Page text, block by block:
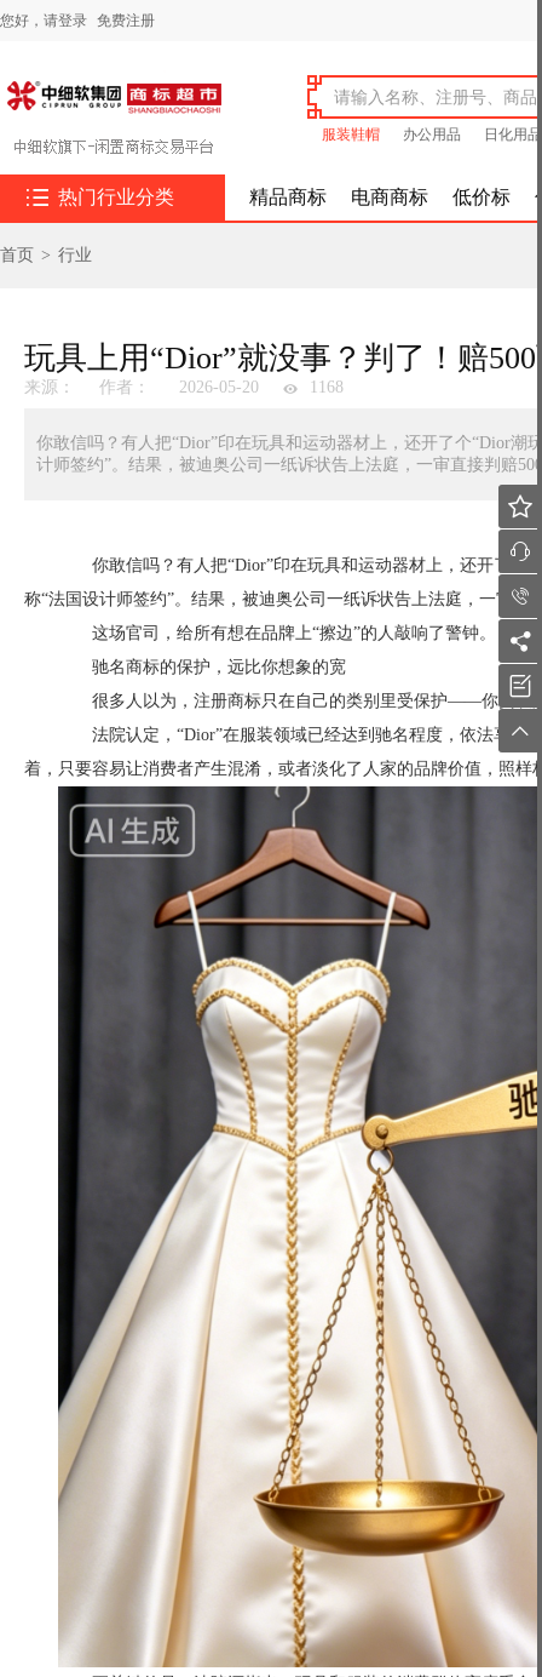
您好， 请登录 免费注册
服装鞋帽 办公用品 日化用品
 热门行业分类 精品商标 电商商标 低价标
首页 > 行业
玩具上用“Dior”就没事？判了！赔
来源： 作者： 2026-05-20 1168
你敢信吗？有人把“Dior”印在玩具和运动器材上，还开了个“Dior潮
计师签约”。结果，被迪奥公司一纸诉状告上法庭，一审直接判赔
你敢信吗？有人把“Dior”印在玩具和运动器材上，还开了个
称“法国设计师签约”。结果，被迪奥公司一纸诉状告上法庭，一审直
这场官司，给所有想在品牌上“擦边”的人敲响了警钟。
驰名商标的保护，远比你想象的宽
很多人以为，注册商标只在自己的类别里受保护——你卖衣
法院认定，“Dior”在服装领域已经达到驰名程度，依法享有“
着，只要容易让消费者产生混淆，或者淡化了人家的品牌价值，照样





